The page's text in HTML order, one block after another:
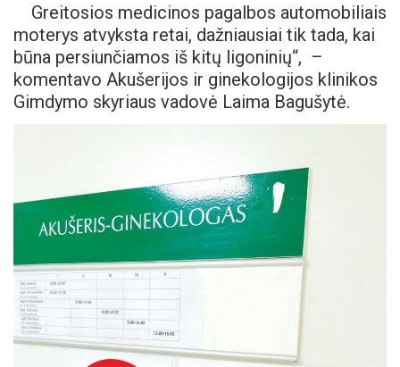
Greitosios medicinos pagalbos automobiliais
moterys atvyksta retai, dažniausiai tik tada, kai
būna persiunčiamos iš kitų ligoninių“, –
komentavo ​Akušerijos ir ginekologijos klinikos
Gimdymo skyriaus vadovė Laima Bagušytė.